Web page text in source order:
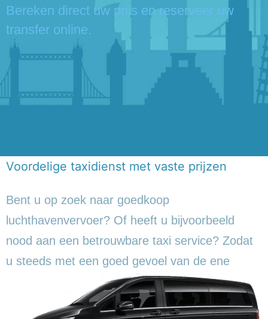
Bereken direct uw prijs en reserveer uw
transfer online.
Voordelige taxidienst met vaste prijzen
Bent u op zoek naar goedkoop
luchthavenvervoer? Of heeft u bijvoorbeeld
nood aan een betrouwbare taxi service? Zodat
u steeds met een goed gevoel van de ene